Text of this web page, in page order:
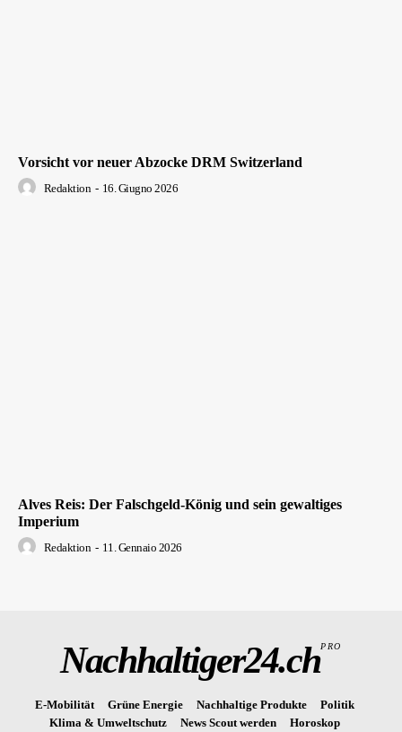
Vorsicht vor neuer Abzocke DRM Switzerland
Redaktion - 16. Giugno 2026
Alves Reis: Der Falschgeld-König und sein gewaltiges
Imperium
Redaktion - 11. Gennaio 2026
Nachhaltiger24.chPRO
E-Mobilität Grüne Energie Nachhaltige Produkte
Politik
Klima & Umweltschutz
News Scout werden
Horoskop